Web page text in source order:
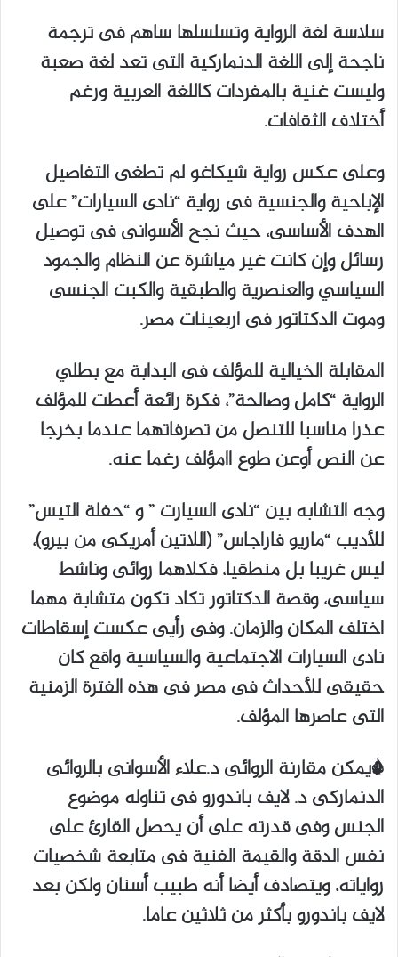
سلاسة لغة الرواية وتسلسلها ساهم فى ترجمة
ناجحة إلى اللغة الدنماركية التى تعد لغة صعبة
وليست غنية بالمفردات كاللغة العربية ورغم
أختلاف الثقافات.
وعلى عكس رواية شيكاغو لم تطغى التفاصيل
الإباحية والجنسية فى رواية “نادى السيارات” على
الهدف الأساسى، حيث نجح الأسوانى فى توصيل
رسائل وإن كانت غير مياشرة عن النظام والجمود
السياسي والعنصرية والطبقية والكبت الجنسى
وموت الدكتاتور فى اربعينات مصر.
المقابلة الخيالية للمؤلف فى البدابة مع بطلي
الرواية “كامل وصالحة”، فكرة رائعة أعطت للمؤلف
عذرا مناسبا للتنصل من تصرفاتهما عندما بخرجا
عن النص أوعن طوع اامؤلف رغما عنه.
وجه التشابه بين “نادى السيارت ” و “حفلة التيس”
للأديب “ماريو فاراجاس” (اللاتين أمريكى من بيرو)،
ليس غريبا بل منطقيا، فكلاهما روائى وناشط
سياسى، وقصة الدكتاتور تكاد تكون متشابة مهما
اختلف المكان والزمان. وفى رأيى عكست إسقاطات
نادى السيارات الاجتماعية والسياسية واقع كان
حقيقى للأحداث فى مصر فى هذه الفترة الزمنية
التى عاصرها المؤلف.
*يمكن مقارنة الروائى د.علاء الأسوانى بالروائى
الدنماركى د. لايف باندورو فى تناوله موضوع
الجنس وفى قدرته على أن يحصل القارئ على
نفس الدقة والقيمة الفنية فى متابعة شخصيات
رواياته، ويتصادف أيضا أنه طبيب أسنان ولكن بعد
لايف باندورو بأكثر من ثلاثين عاما.